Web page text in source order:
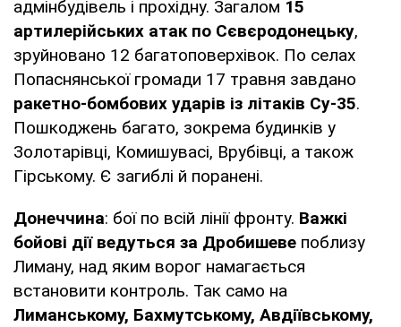
адмінбудівель і прохідну. Загалом 15
артилерійських атак по Сєвєродонецьку,
зруйновано 12 багатоповерхівок. По селах
Попаснянської громади 17 травня завдано
ракетно-бомбових ударів із літаків Су-35.
Пошкоджень багато, зокрема будинків у
Золотарівці, Комишувасі, Врубівці, а також
Гірському. Є загиблі й поранені.
Донеччина: бої по всій лінії фронту. Важкі
бойові дії ведуться за Дробишеве поблизу
Лиману, над яким ворог намагається
встановити контроль. Так само на
Лиманському, Бахмутському, Авдіївському,